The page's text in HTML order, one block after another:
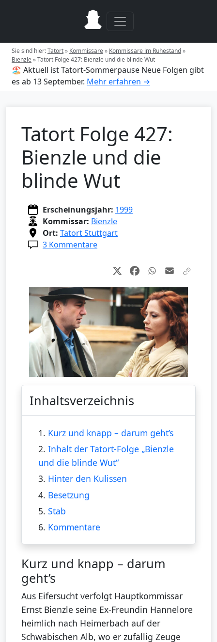
Sie sind hier:Tatort» Kommissare» Kommissare im Ruhestand»
Bienzle»Tatort Folge 427: Bienzle und die blinde Wut
🏖️ Aktuell ist Tatort-Sommerpause Neue Folgen gibt
es ab 13 September. Mehr erfahren →
Tatort Folge 427:
Bienzle und die
blinde Wut
Erscheinungsjahr: 1999
Kommissar: Bienzle
Ort: Tatort Stuttgart
3 Kommentare
Inhaltsverzeichnis
1. Kurz und knapp – darum geht’s
2. Inhalt der Tatort-Folge „Bienzle
und die blinde Wut“
3. Hinter den Kulissen
4. Besetzung
5. Stab
6. Kommentare
Kurz und knapp – darum
geht’s
Aus Eifersucht verfolgt Hauptkommissar
Ernst Bienzle seine Ex-Freundin Hannelore
heimlich nach Heimerbach auf der
Schwäbischen Alb, wo er zufällig Zeuge